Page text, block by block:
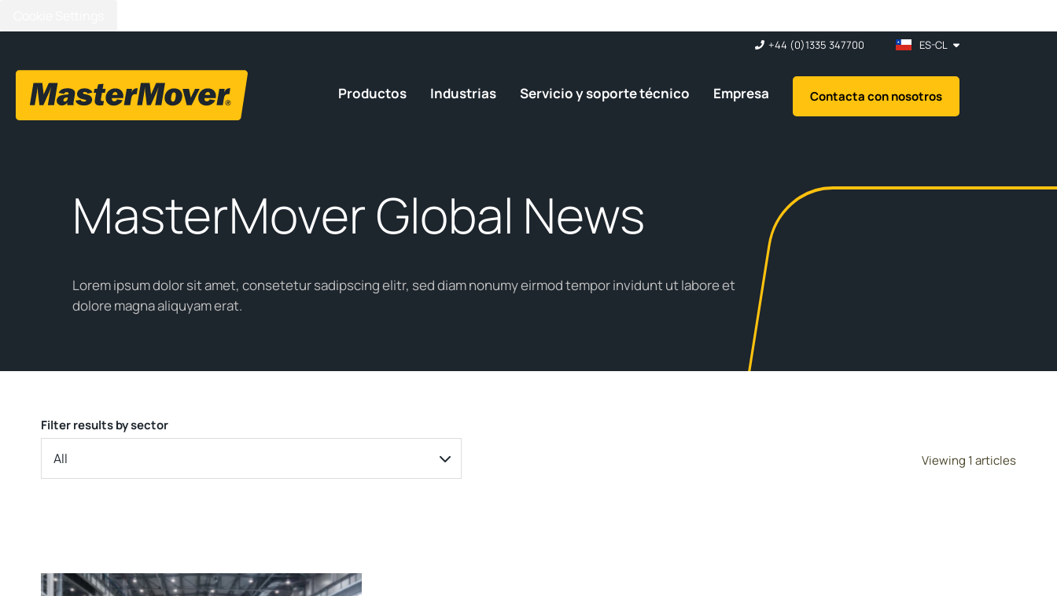
+44 (0)1335 347700 ES-CL
Productos Industrias Servicio y soporte técnico Empresa Contacta con nosotros
MasterMover Global News
Lorem ipsum dolor sit amet, consetetur sadipscing elitr, sed diam nonumy eirmod tempor invidunt ut labore et
dolore magna aliquyam erat.
Filter results by sector
All Viewing 1 articles